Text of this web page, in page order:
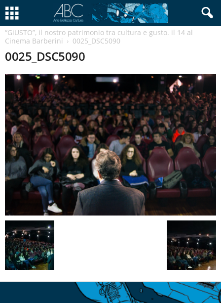
“GiUSTO”, il nostro patrimonio tra cultura e gusto. il 14 al
Cinema Barberini
0025_DSC5090
0025_DSC5090